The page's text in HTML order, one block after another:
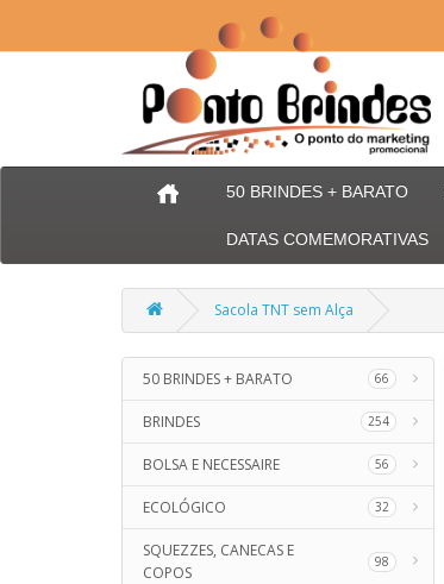
50 BRINDES + BARATO
DATAS COMEMORATIVAS
Sacola TNT sem Alça
50 BRINDES + BARATO 66
BRINDES 254
BOLSA E NECESSAIRE 56
ECOLÓGICO 32
SQUEZZES, CANECAS E
COPOS
98